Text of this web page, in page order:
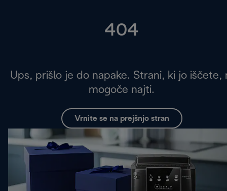
404
Ups, prišlo je do napake. Strani, ki jo iščete,
mogoče najti.
Vrnite se na prejšnjo stran